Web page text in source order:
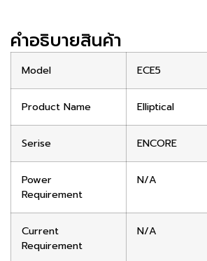
คําอธิบายสินค้า
Model ECE5
Product Name Elliptical
Serise ENCORE
Power
Requirement
N/A
Current
Requirement
N/A